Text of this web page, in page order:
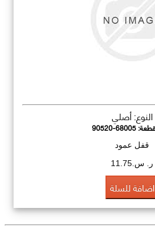
النوع: أصلي
90520-68005
قفل عمود
ر. س.11.75
اضافة للسلة